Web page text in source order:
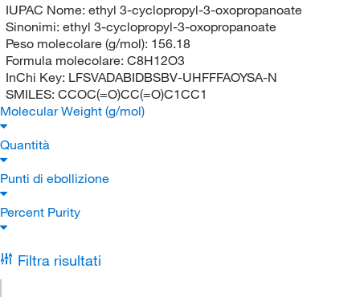
IUPAC Nome: ethyl 3-cyclopropyl-3-oxopropanoate
Sinonimi: ethyl 3-cyclopropyl-3-oxopropanoate
Peso molecolare (g/mol): 156.18
Formula molecolare: C8H12O3
InChi Key: LFSVADABIDBSBV-UHFFFAOYSA-N
SMILES: CCOC(=O)CC(=O)C1CC1
Molecular Weight (g/mol)
Quantità
Punti di ebollizione
Percent Purity
Filtra risultati